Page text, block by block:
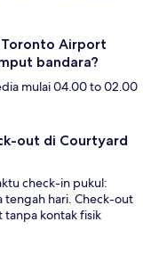
Airport
bandara?
mulai 04.00 to 02.00
out di Courtyard
check-in pukul:
tengah hari. Check-out
tanpa kontak fisik